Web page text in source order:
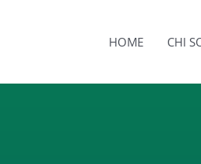
HOME CHI